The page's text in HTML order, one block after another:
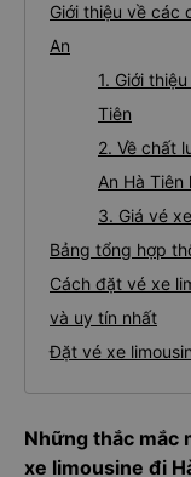
Giới thiệu về các
An
1. Giới
Tiên
2. Về chất
An Hà Tiên
3. Giá vé
Bảng tổng hợp
Cách đặt vé xe
và uy tín nhất
Đặt vé xe
Những thắc mắc
xe limousine đi